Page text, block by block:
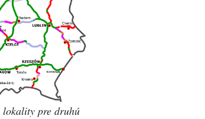
lokality pre druhú